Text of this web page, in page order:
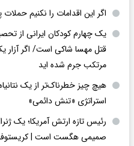
اگر این اقدامات را نکنیم
یک چهارم کودکان ایرانی از
قتل مهسا شاکی است/ اگر آزار
مرتکب جرم شده اید
هیچ چیز خطرناک‌تر از یک
استراتژی «تنش دائمی»
رئیس تازه ارتش آمریکا؛ یک
صمیمی هگست است |